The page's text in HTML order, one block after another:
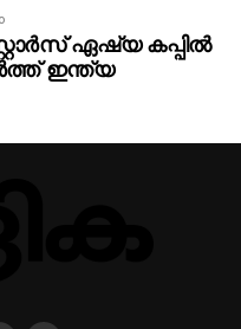
ഏഷ്യ കപ്പില്‍
ഇന്ത്യ